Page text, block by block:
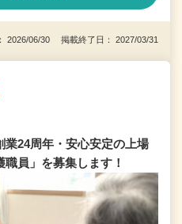
2026/06/30 掲載終了日： 2027/03/31
業24周年・安心安定の上場
員」を募集します！